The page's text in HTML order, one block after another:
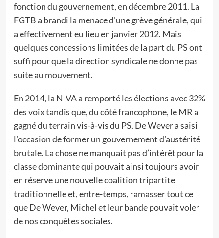
fonction du gouvernement, en décembre 2011. La
FGTB a brandi la menace d’une grève générale, qui
a effectivement eu lieu en janvier 2012. Mais
quelques concessions limitées de la part du PS ont
suffi pour que la direction syndicale ne donne pas
suite au mouvement.
En 2014, la N-VA a remporté les élections avec 32%
des voix tandis que, du côté francophone, le MR a
gagné du terrain vis-à-vis du PS. De Wever a saisi
l’occasion de former un gouvernement d’austérité
brutale. La chose ne manquait pas d’intérêt pour la
classe dominante qui pouvait ainsi toujours avoir
en réserve une nouvelle coalition tripartite
traditionnelle et, entre-temps, ramasser tout ce
que De Wever, Michel et leur bande pouvait voler
de nos conquêtes sociales.